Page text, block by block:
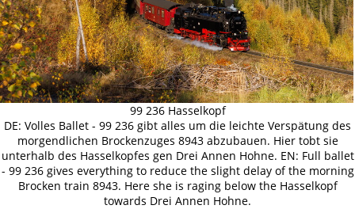
99 236 Hasselkopf
DE: Volles Ballet - 99 236 gibt alles um die leichte Verspätung des
morgendlichen Brockenzuges 8943 abzubauen. Hier tobt sie
unterhalb des Hasselkopfes gen Drei Annen Hohne. EN: Full ballet
- 99 236 gives everything to reduce the slight delay of the morning
Brocken train 8943. Here she is raging below the Hasselkopf
towards Drei Annen Hohne.